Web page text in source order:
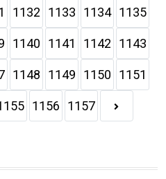
1132 1133 1134 1135
1140 1141 1142 1143
1148 1149 1150 1151
1156 1157